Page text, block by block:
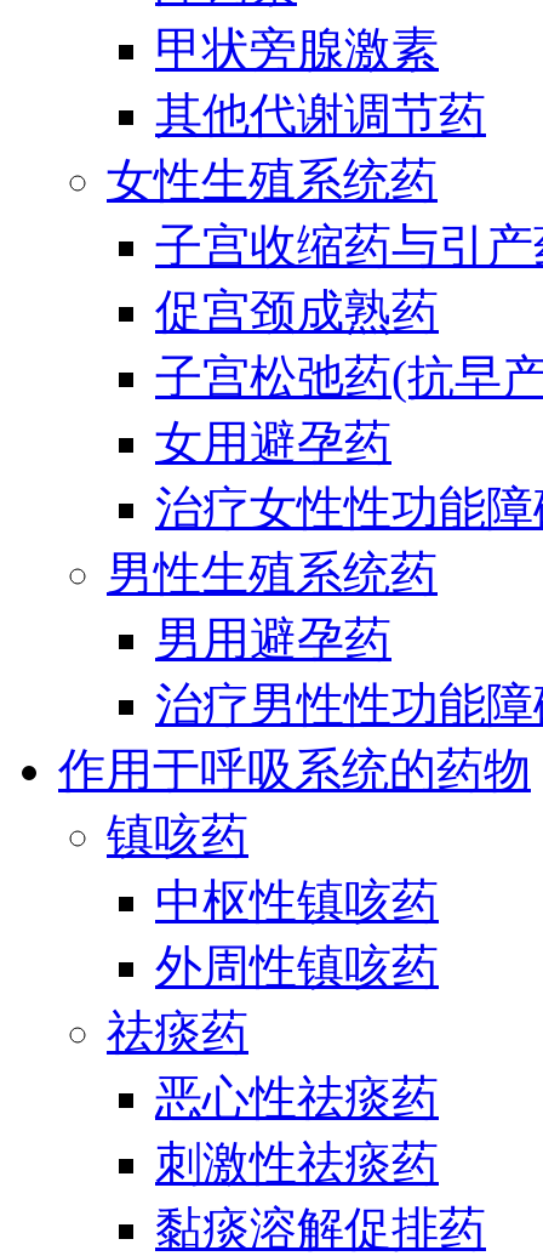
甲状旁腺激素
其他代谢调节药
女性生殖系统药
子宫收缩药与引
促宫颈成熟药
子宫松弛药(抗早
女用避孕药
治疗女性性功能
男性生殖系统药
男用避孕药
治疗男性性功能
作用于呼吸系统的药物
镇咳药
中枢性镇咳药
外周性镇咳药
祛痰药
恶心性祛痰药
刺激性祛痰药
黏痰溶解促排药